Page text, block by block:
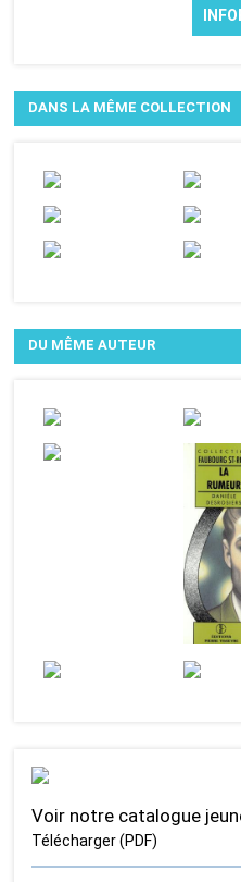
DANS LA MÊME COLLECTION
DU MÊME AUTEUR
Voir notre catalogue
Télécharger (PDF)